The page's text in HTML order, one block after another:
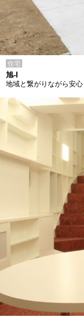
住宅
旭-I
地域と繋がりながら安